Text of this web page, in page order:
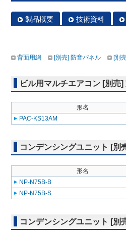
製品概要 技術資料
背面用網 [別売] 防音パネル [別
ビル用マルチエアコン [別売
形名
PAC-KS13AM
コンデンシングユニット [別
形名
NP-N75B-B
NP-N75B-S
コンデンシングユニット [別